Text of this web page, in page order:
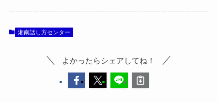
湘南話し方センター
よかったらシェアしてね！